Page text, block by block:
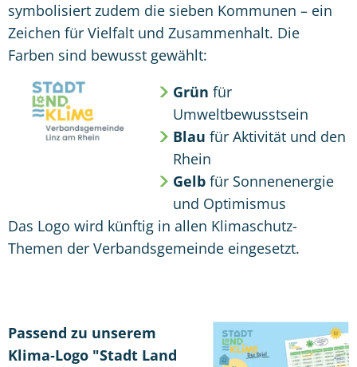
symbolisiert zudem die sieben Kommunen – ein
Zeichen für Vielfalt und Zusammenhalt. Die
Farben sind bewusst gewählt:
Grün für
Umweltbewusstsein
Blau für Aktivität und den
Rhein
Gelbfür Sonnenenergie
und Optimismus
Das Logo wird künftig in allen Klimaschutz-
Themen der Verbandsgemeinde eingesetzt.
Passend zu unserem
Klima‑Logo "Stadt Land